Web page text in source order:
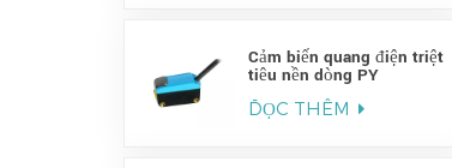
Cảm biến quang điện triệt
tiêu nền dòng PY
ĐỌC THÊM